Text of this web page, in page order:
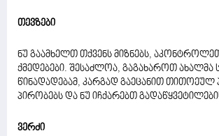
თევზები
ნუ გაამხელთ თქვენს მიზნებს,
ქმედებები. შესაძლოა, გაგახაროთ ახალმა
წინადადებამ, კარგად გაეცანით თითოეულ
პირობებს და ნუ იჩქარებთ
ვერძი